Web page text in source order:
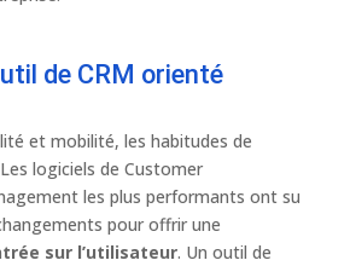
de CRM orienté
et mobilité, les habitudes de
logiciels de Customer
les plus performants ont su
pour offrir une
sur l’utilisateur. Un outil de